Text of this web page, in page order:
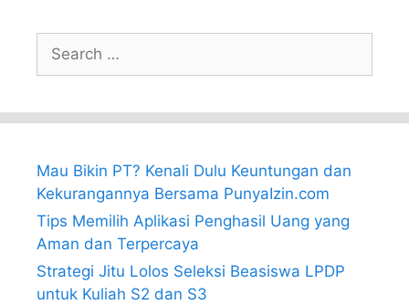
Search
for:
Mau Bikin PT? Kenali Dulu Keuntungan dan
Kekurangannya Bersama PunyaIzin.com
Tips Memilih Aplikasi Penghasil Uang yang
Aman dan Terpercaya
Strategi Jitu Lolos Seleksi Beasiswa LPDP
untuk Kuliah S2 dan S3